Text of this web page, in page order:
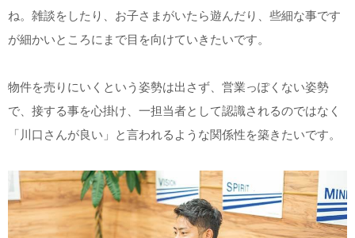
ね。雑談をしたり、お子さまがいたら遊んだり、些細な事です
が細かいところにまで目を向けていきたいです。
物件を売りにいくという姿勢は出さず、営業っぽくない姿勢
で、接する事を心掛け、一担当者として認識されるのではなく
「川口さんが良い」と言われるような関係性を築きたいです。